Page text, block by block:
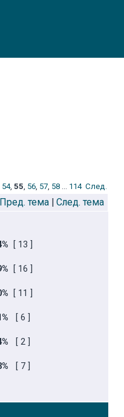
54, 55, 56, 57, 58 ... 114 След.
Пред. тема | След. тема
[ 13 ]
[ 16 ]
[ 11 ]
[ 6 ]
[ 2 ]
[ 7 ]